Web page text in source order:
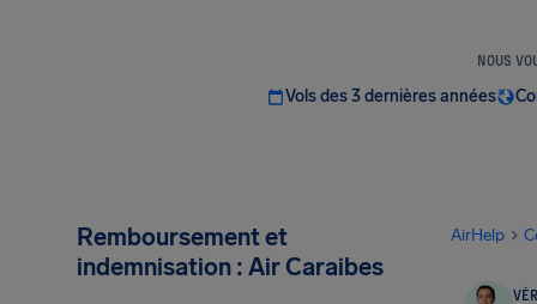
NOUS
Vols des 3 dernières années
Remboursement et
indemnisation : Air Caraibes
AirHelp